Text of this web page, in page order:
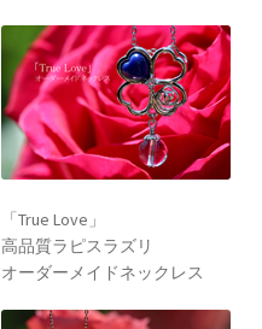
「True Love」
高品質ラピスラズリ
オーダーメイドネックレス